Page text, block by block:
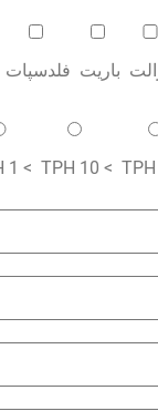
باریت فلدسپات
> 10 TPH
> 1 TPH